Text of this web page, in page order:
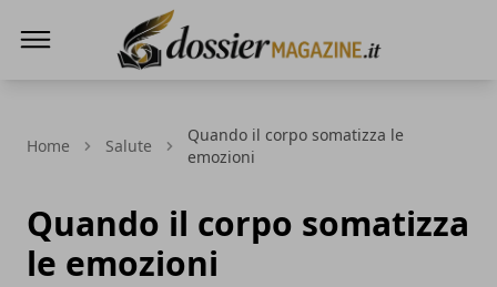
Home Salute
Quando il corpo somatizza le
emozioni
Quando il corpo somatizza
le emozioni